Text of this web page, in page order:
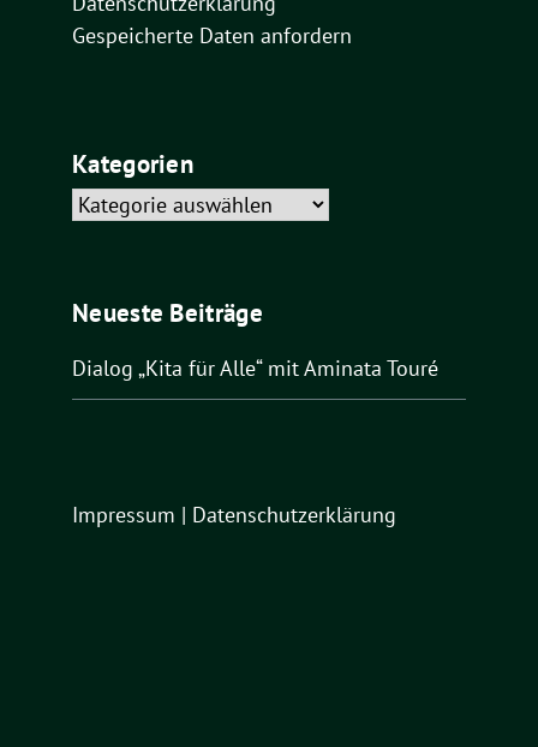
Gespeicherte Daten anfordern
Kategorien
Kategorien
Neueste Beiträge
Dialog „Kita für Alle“ mit Aminata Touré
Impressum | Datenschutzerklärung